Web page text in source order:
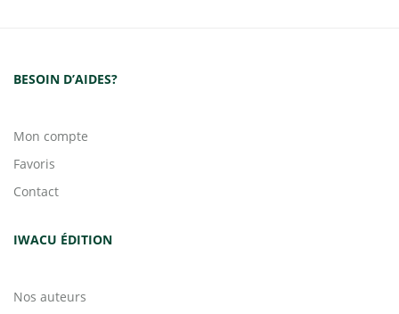
BESOIN D’AIDES?
Mon compte
Favoris
Contact
IWACU ÉDITION
Nos auteurs